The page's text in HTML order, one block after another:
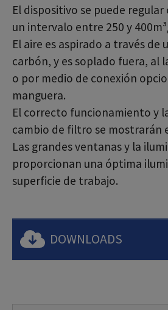
El dispositivo se puede
un intervalo entre 250 y
El aire es aspirado a través
carbón, y es soplado fuera, al
o por medio de conexión
manguera.
El correcto funcionamiento y
cambio de filtro se mostrarán
Las grandes ventanas y la
proporcionan una óptima
superficie de trabajo.
DOWNLOADS